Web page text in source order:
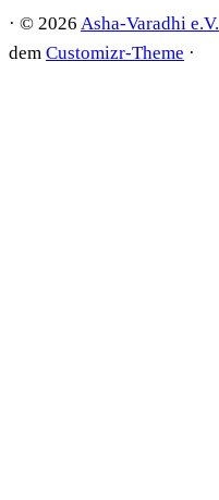
· © 2026 Asha-Varadhi e.V.
dem Customizr-Theme ·